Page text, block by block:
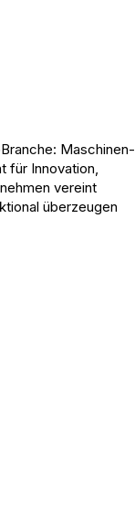
Maschinen-
für Innovation,
vereint
überzeugen